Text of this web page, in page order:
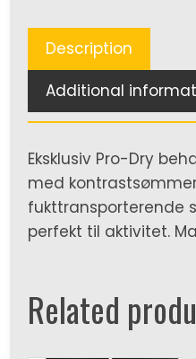
Description
Additional
Eksklusiv Pro-Dry
med
fukttransporterende
perfekt til aktivitet.
Related